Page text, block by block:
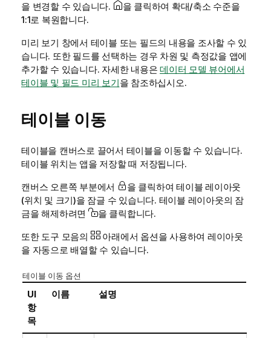
을 변경할 수 있습니다.
을 클릭하여 확대/축소 수준을
1:1로 복원합니다.
미리 보기 창에서 테이블 또는 필드의 내용을 조사할 수 있
습니다. 또한 필드를 선택하는 경우 차원 및 측정값을 앱에
추가할 수 있습니다. 자세한 내용은 데이터 모델 뷰어에서
테이블 및 필드 미리 보기을 참조하십시오.
테이블 이동
테이블을 캔버스로 끌어서 테이블을 이동할 수 있습니다.
테이블 위치는 앱을 저장할 때 저장됩니다.
캔버스 오른쪽 부분에서
을 클릭하여 테이블 레이아웃
(위치 및 크기)을 잠글 수 있습니다. 테이블 레이아웃의 잠
금을 해제하려면
을 클릭합니다.
또한 도구 모음의
아래에서 옵션을 사용하여 레이아웃
을 자동으로 배열할 수 있습니다.
테이블 이동 옵션
UI
항
목
이름 설명